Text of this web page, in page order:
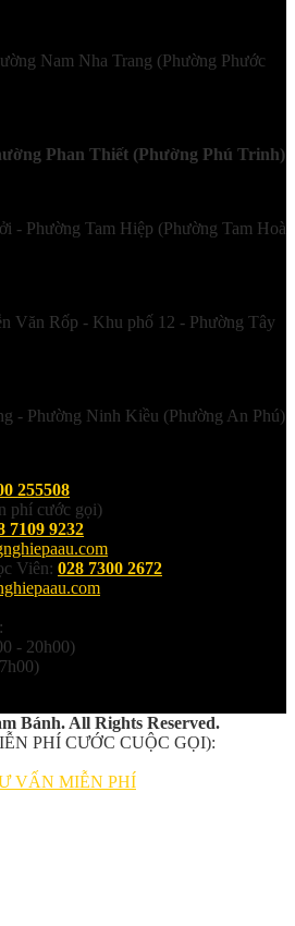
Nam Nha Trang (Phường Phước
Phan Thiết (Phường Phú Trinh)
- Phường Tam Hiệp (Phường Tam Hoà
Văn Rốp - Khu phố 12 - Phường Tây
- Phường Ninh Kiều (Phường An Phú)
255508
phí cước gọi)
7109 9232
Viên: 028 7300 2672
- 20h00)
Bánh. All Rights Reserved.
PHÍ CƯỚC CUỘC GỌI):
VẤN MIỄN PHÍ